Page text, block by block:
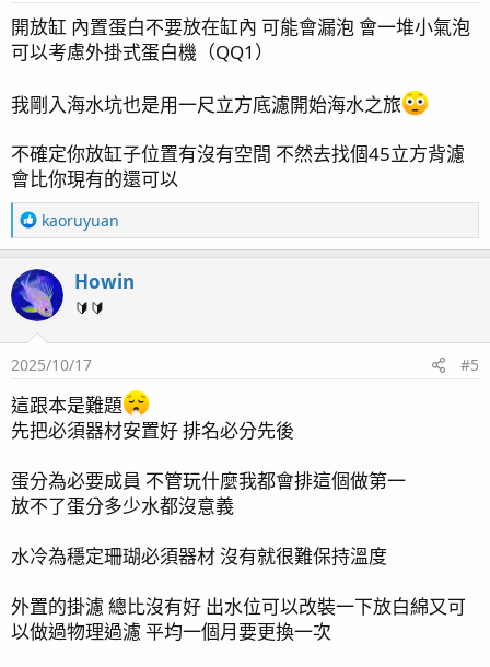
：
開放缸 內置蛋白不要放在缸內 可能會漏泡 會一堆小氣泡
可以考慮外掛式蛋白機（QQ1）
我剛入海水坑也是用一尺立方底濾開始海水之旅
不確定你放缸子位置有沒有空間 不然去找個45立方背濾
會比你現有的還可以
R
e
c
t
i
o
n
：
kaoruyuan
Howin
🔰🔰
2025/10/17 #5
這跟本是難題
先把必須器材安置好 排名必分先後
蛋分為必要成員 不管玩什麼我都會排這個做第一
放不了蛋分多少水都沒意義
水冷為穩定珊瑚必須器材 沒有就很難保持溫度
外置的掛濾 總比沒有好 出水位可以改裝一下放白綿又可
以做過物理過濾 平均一個月要更換一次